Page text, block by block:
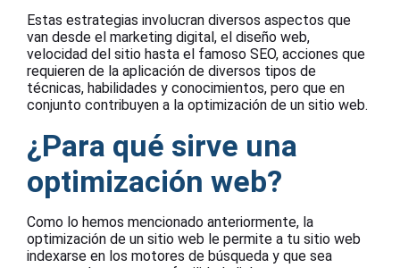
Estas estrategias involucran diversos aspectos que
van desde el marketing digital, el diseño web,
velocidad del sitio hasta el famoso SEO, acciones que
requieren de la aplicación de diversos tipos de
técnicas, habilidades y conocimientos, pero que en
conjunto contribuyen a la optimización de un sitio web.
¿Para qué sirve una
optimización web?
Como lo hemos mencionado anteriormente, la
optimización de un sitio web le permite a tu sitio web
indexarse en los motores de búsqueda y que sea